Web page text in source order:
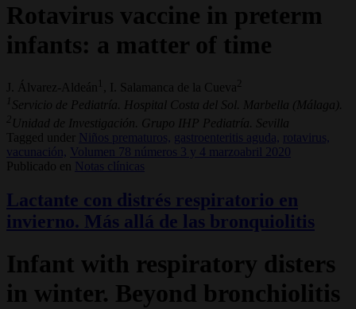
Rotavirus vaccine in preterm
infants: a matter of time
J. Álvarez-Aldeán 1 , I. Salamanca de la Cueva
1 Servicio de Pediatría. Hospital Costa del Sol. Marbella (Málaga).
2 Unidad de Investigación. Grupo IHP Pediatría. Sevilla
Tagged under
Niños prematuros, gastroenteritis aguda,
rotavirus,
vacunación,
Volumen 78 números 3 y 4 marzoabril 2020
Publicado en
Notas clínicas
Lactante con distrés respiratorio en
invierno. Más allá de las bronquiolitis
Infant with respiratory disters
in winter. Beyond bronchiolitis